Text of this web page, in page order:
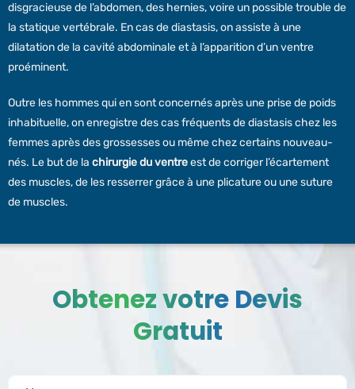
disgracieuse de l’abdomen, des hernies, voire un possible trouble de
la statique vertébrale. En cas de diastasis, on assiste à une
dilatation de la cavité abdominale et à l’apparition d’un ventre
proéminent.
Outre les hommes qui en sont concernés après une prise de poids
inhabituelle, on enregistre des cas fréquents de diastasis chez les
femmes après des grossesses ou même chez certains nouveau-
nés. Le but de la chirurgie du ventreest de corriger l’écartement
des muscles, de les resserrer grâce à une plicature ou une suture
de muscles.
Obtenez votre Devis
Gratuit